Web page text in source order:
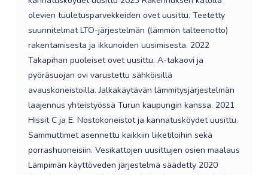
olevien tuuletusparvekkeiden ovet uusittu. Teetetty
suunnitelmat LTO-järjestelmän (lämmön talteenotto)
rakentamisesta ja ikkunoiden uusimisesta. 2022
Takapihan puoleiset ovet uusittu. A-takaovi ja
pyöräsuojan ovi varustettu sähköisillä
avauskoneistoilla. Jalkakäytävän lämmitysjärjestelmän
laajennus yhteistyössä Turun kaupungin kanssa. 2021
Hissit C ja E. Nostokoneistot ja kannatusköydet uusittu.
Sammuttimet asennettu kaikkiin liiketiloihin sekä
porrashuoneisiin. Vesikattojen uusittujen osien maalaus
Lämpimän käyttöveden järjestelmä säädetty 2020